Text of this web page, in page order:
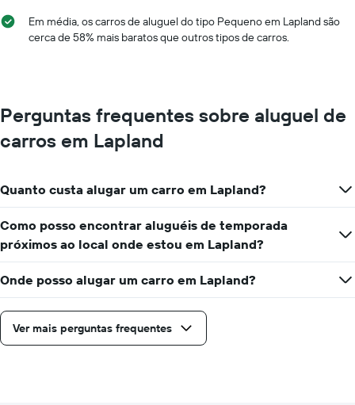
Em média, os carros de aluguel do tipo Pequeno em Lapland são
cerca de 58% mais baratos que outros tipos de carros.
Perguntas frequentes sobre aluguel de
carros em Lapland
Quanto custa alugar um carro em Lapland?
Como posso encontrar aluguéis de temporada
próximos ao local onde estou em Lapland?
Onde posso alugar um carro em Lapland?
Ver mais perguntas frequentes